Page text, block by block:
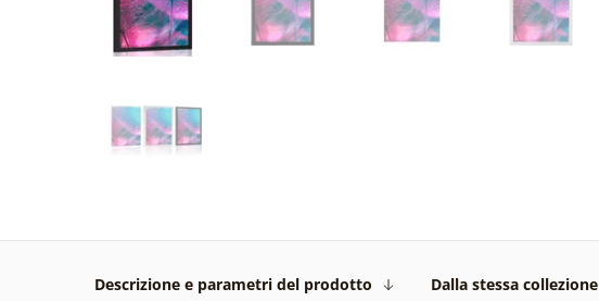
Descrizione e parametri del prodotto Dalla stessa collezione